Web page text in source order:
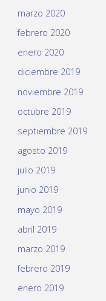
marzo 2020
febrero 2020
enero 2020
diciembre 2019
noviembre 2019
octubre 2019
septiembre 2019
agosto 2019
julio 2019
junio 2019
mayo 2019
abril 2019
marzo 2019
febrero 2019
enero 2019